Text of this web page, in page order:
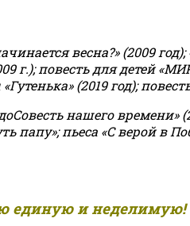
весна?» (2009
г.); повесть для детей
(2019 год);
нашего времени»
папу»; пьеса «С верой в
единую и неделимую!